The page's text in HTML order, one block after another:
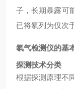
子，长期暴露可
已将氡列为仅次
氡气检测仪的基
探测技术分类
根据探测原理不